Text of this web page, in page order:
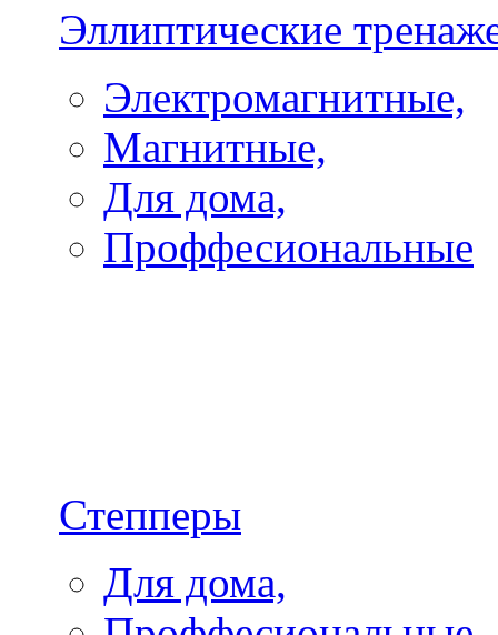
Эллиптические
Электромагнитные,
Магнитные,
Для дома,
Проффесиональные
Степперы
Для дома,